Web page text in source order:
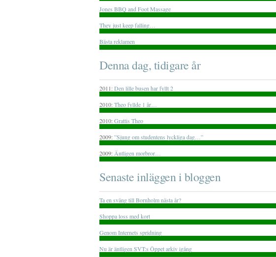
Jones BBQ and Foot Massage
They just keep falling…
Bästa reklamen
Denna dag, tidigare år
2011:Den lille busen har fyllt 2
2010:Theo fyllde 1 år…
2010:Grattis Theo
2009:”Sjung om studentens lyckliga dag…”
2009: Äntligen morbror…
Senaste inläggen i bloggen
Ta en sväng till Bornholm nästa år?
Shoppa loss med kort
Genom Internets spridning
Nu är äntligen SVT:s Öppet arkiv igång